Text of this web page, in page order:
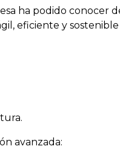
ha podido conocer
eficiente y sostenible
avanzada: